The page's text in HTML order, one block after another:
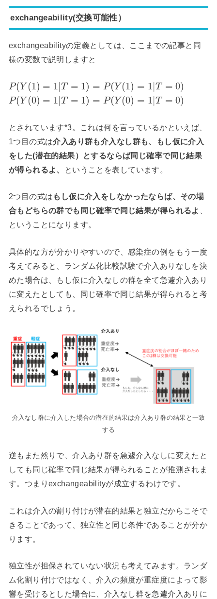
exchangeability(交換可能性）
exchangeabilityの定義としては、ここまでの記事と同
様の変数で説明しますと
P (Y (1) = 1 T = 1) = P( Y (1) = 1 T = 0)
P (Y (0) = 1 T = 1) = P( Y (0) = 1 T = 0)
とされています*3。これは何を言っているかといえば、
1つ目の式は介入あり群も介入なし群も、もし仮に介入
をした(潜在的結果）とするならば同じ確率で同じ結果
が得られるよ、
ということを表しています。
2つ目の式は もし仮に介入をしなかったならば、その場
合もどちらの群でも同じ確率で同じ結果が得られるよ
ということになります。
具体的な方が分かりやすいので、感染症の例をもう一度
考えてみると、ランダム化比較試験で介入ありなしを決
めた場合は、もし仮に介入なしの群を全て急遽介入あり
に変えたとしても、同じ確率で同じ結果が得られると考
えられるでしょう。
介入なし群に介入した場合の潜在的結果は介入あり群の結果と一致
する
逆もまた然りで、介入あり群を急遽介入なしに変えたと
しても同じ確率で同じ結果が得られることが推測されま
す。つまりexchangeabilityが成立するわけです。
これは介入の割り付けが潜在的結果と独立だからこそで
きることであって、独立性と同じ条件であることが分か
ります。
独立性が担保されていない状況も考えてみます。ランダ
ム化割り付けではなく、介入の頻度が重症度によって影
響を受けるとした場合に、介入なし群を急遽介入ありに